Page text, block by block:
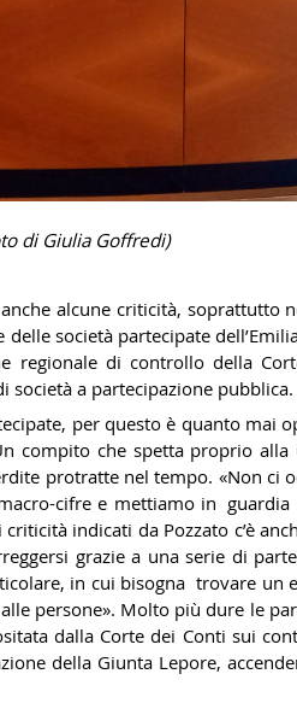
di Giulia Goffredi)
alcune criticità, soprattutto
società partecipate
regionale di controllo della
società a partecipazione pubblica.
per questo è quanto mai
compito che spetta proprio
protratte nel tempo. «Non ci
cifre e mettiamo in
indicati da Pozzato c’è
grazie a una serie di
in cui bisogna trovare
persone». Molto più dure le
dalla Corte dei Conti sui
della Giunta Lepore,